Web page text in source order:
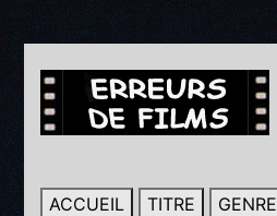
ACCUEIL TITRE GENRE